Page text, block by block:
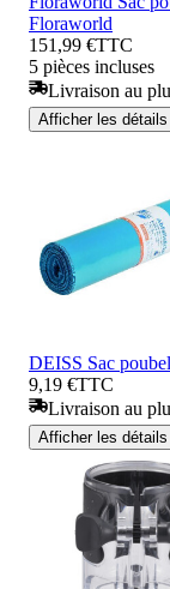
Floraworld
151,99 €TTC
5 pièces incluses
Livraison au
Afficher les détails
DEISS Sac
9,19 €TTC
Livraison au
Afficher les détails